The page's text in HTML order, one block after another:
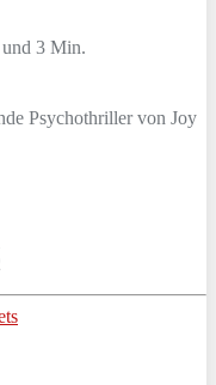
3 Min.
Psychothriller von Joy